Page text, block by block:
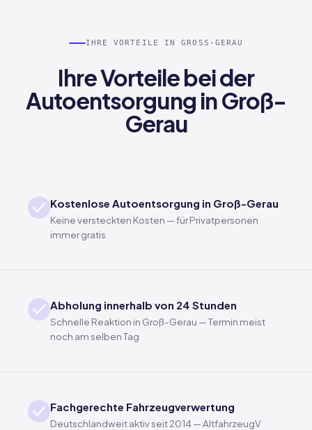
IHRE VORTEILE IN GROSS-GERAU
Ihre Vorteile bei der
Autoentsorgung in Groß-
Gerau
Kostenlose Autoentsorgung in Groß-Gerau
Keine versteckten Kosten — für Privatpersonen
immer gratis
Abholung innerhalb von 24 Stunden
Schnelle Reaktion in Groß-Gerau — Termin meist
noch am selben Tag
Fachgerechte Fahrzeugverwertung
Deutschlandweit aktiv seit 2014 — AltfahrzeugV